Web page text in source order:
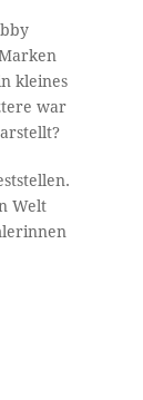
kleines
war
Welt